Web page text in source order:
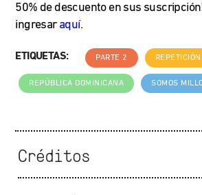
50% de descuento en sus
ingresar aquí.
ETIQUETAS: PARTE 2 REPETICIÓN
REPÚBLICA DOMINICANA SOMOS
Créditos